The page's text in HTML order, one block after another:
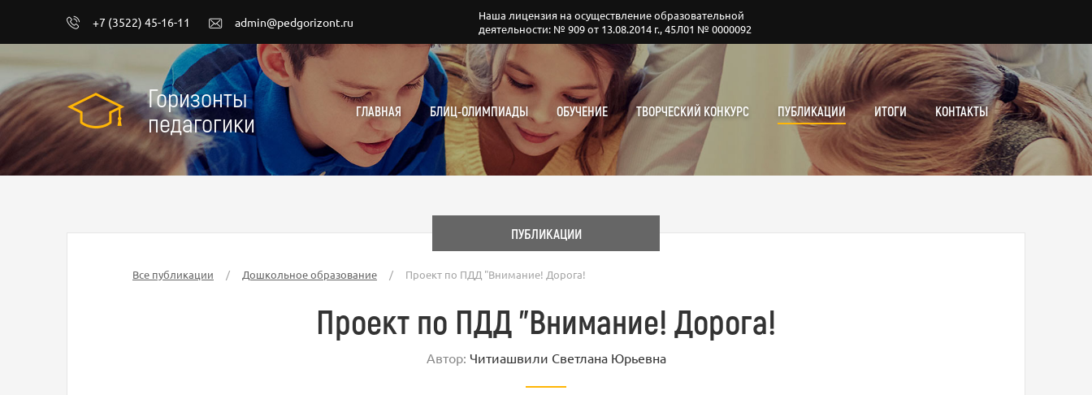
+7 (3522) 45-16-11 admin@pedgorizont.ru
Наша лицензия на осуществление образовательной
деятельности: № 909 от 13.08.2014 г., 45Л01 № 0000092
Горизонты
педагогики
ГЛАВНАЯ БЛИЦ-ОЛИМПИАДЫ ОБУЧЕНИЕ ТВОРЧЕСКИЙ КОНКУРС ПУБЛИКАЦИИ ИТОГИ КОНТАКТЫ
ПУБЛИКАЦИИ
Все публикации / Дошкольное образование / Проект по ПДД "Внимание! Дорога!
Проект по ПДД "Внимание! Дорога!
Автор: Читиашвили Светлана Юрьевна